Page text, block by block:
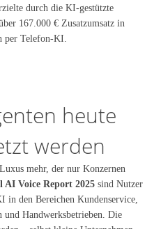
durch die KI-gestützte
167.000 € Zusatzumsatz in
per Telefon-KI.
heute
werden
mehr, der nur Konzernen
AI Voice Report 2025 sind Nutzer
in den Bereichen Kundenservice,
Handwerksbetrieben. Die